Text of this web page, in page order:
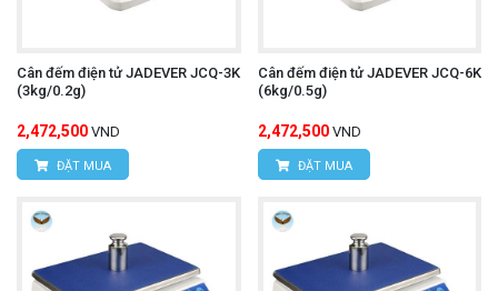
Cân đếm điện tử JADEVER JCQ-3K
(3kg/0.2g)
2,472,500 VND
ĐẶT MUA
Cân đếm điện tử JADEVER JCQ-6K
(6kg/0.5g)
2,472,500 VND
ĐẶT MUA